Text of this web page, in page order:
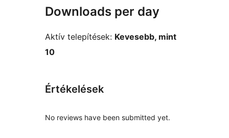
Downloads per day
Aktív telepítések: Kevesebb, mint
10
Értékelések
No reviews have been submitted yet.